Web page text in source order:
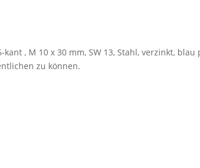
, M 10 x 30 mm, SW 13, Stahl, verzinkt, blau
zu können.